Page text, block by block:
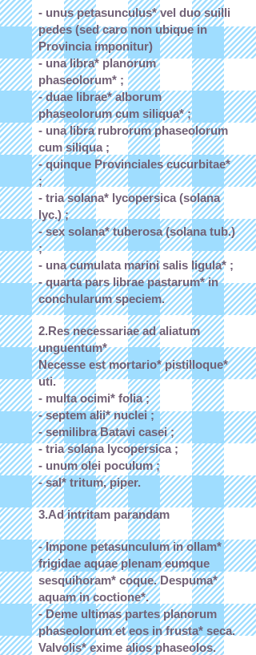
- unus petasunculus* vel duo suilli
pedes (sed caro non ubique in
Provincia imponitur)
- una libra* planorum
phaseolorum* ;
- duae librae* alborum
phaseolorum cum siliqua* ;
- una libra rubrorum phaseolorum
cum siliqua ;
- quinque Provinciales cucurbitae*
;
- tria solana* lycopersica (solana
lyc.) ;
- sex solana* tuberosa (solana tub.)
;
- una cumulata marini salis ligula* ;
- quarta pars librae pastarum* in
conchularum speciem.
2.Res necessariae ad aliatum
unguentum*
Necesse est mortario* pistilloque*
uti.
- multa ocimi* folia ;
- septem alii* nuclei ;
- semilibra Batavi casei ;
- tria solana lycopersica ;
- unum olei poculum ;
- sal* tritum, piper.
3.Ad intritam parandam
- Impone petasunculum in ollam*
frigidae aquae plenam eumque
sesquihoram* coque. Despuma*
aquam in coctione*.
- Deme ultimas partes planorum
phaseolorum et eos in frusta* seca.
Valvolis* exime alios phaseolos.